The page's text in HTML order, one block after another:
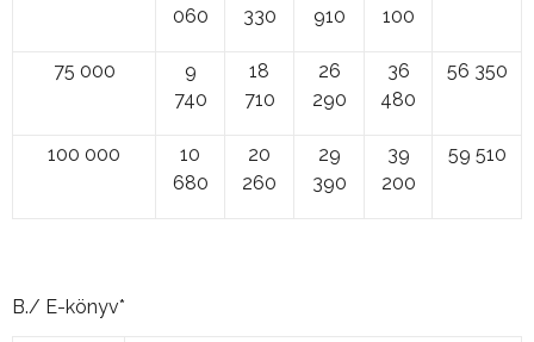
060
330
910
100
75 000
9
740
18
710
26
290
36
480
56 350
100 000
10
680
20
260
29
390
39
200
59 510
B./ E-könyv*